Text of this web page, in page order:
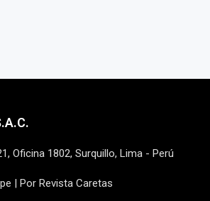
Oficina 1802, Surquillo, Lima - Perú
| Por Revista Caretas